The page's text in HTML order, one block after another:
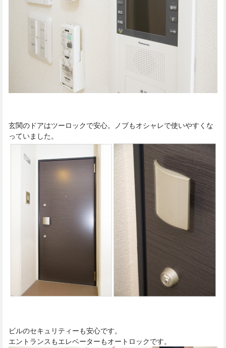
玄関のドアはツーロックで安心。ノブもオシャレで使いやすくな
っていました。
ビルのセキュリティーも安心です。
エントランスもエレベーターもオートロックです。